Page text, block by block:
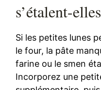
s’étalent-
Si les petites lunes
le four, la pâte
farine ou le smen
Incorporez une